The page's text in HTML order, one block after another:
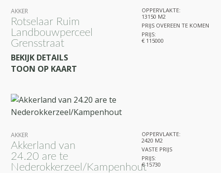
AKKER
Rotselaar Ruim
Landbouwperceel
Grensstraat
BEKIJK DETAILS
TOON OP KAART
OPPERVLAKTE:
13150 M2
PRIJS OVEREEN TE KOMEN
PRIJS:
€ 115000
AKKER
Akkerland van
24.20 are te
Nederokkerzeel/Kampenhout
OPPERVLAKTE:
2420 M2
VASTE PRIJS
PRIJS:
€ 15730